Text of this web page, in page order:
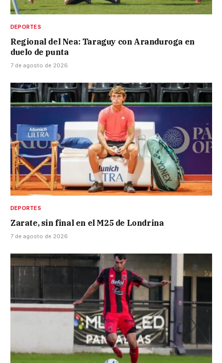
DEPORTES
Regional del Nea: Taraguy con Aranduroga en
duelo de punta
7 de agosto de 2026
DEPORTES
Zarate, sin final en el M25 de Londrina
7 de agosto de 2026